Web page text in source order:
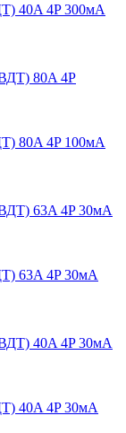
40A 4P 300мА
80A 4P 100мА
63A 4P 30мА
40A 4P 30мА